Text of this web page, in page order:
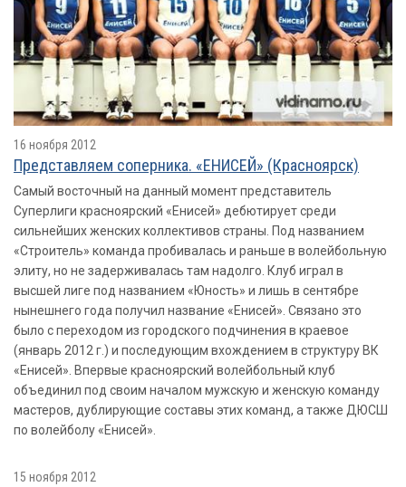
16 ноября 2012
Представляем соперника. «ЕНИСЕЙ» (Красноярск)
Самый восточный на данный момент представитель
Cуперлиги красноярский «Енисей» дебютирует среди
сильнейших женских коллективов страны. Под названием
«Строитель» команда пробивалась и раньше в волейбольную
элиту, но не задерживалась там надолго. Клуб играл в
высшей лиге под названием «Юность» и лишь в сентябре
нынешнего года получил название «Енисей». Связано это
было с переходом из городского подчинения в краевое
(январь 2012 г.) и последующим вхождением в структуру ВК
«Енисей». Впервые красноярский волейбольный клуб
объединил под своим началом мужскую и женскую команду
мастеров, дублирующие составы этих команд, а также ДЮСШ
по волейболу «Енисей».
15 ноября 2012